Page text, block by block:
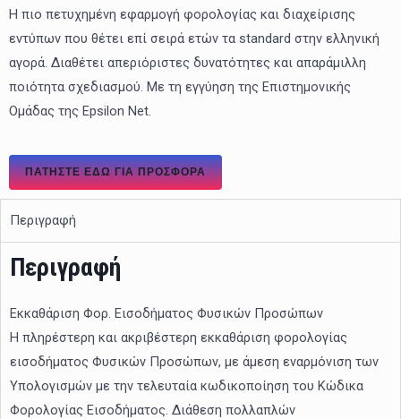
Η πιο πετυχημένη εφαρμογή φορολογίας και διαχείρισης
εντύπων που θέτει επί σειρά ετών τα standard στην ελληνική
αγορά. Διαθέτει απεριόριστες δυνατότητες και απαράμιλλη
ποιότητα σχεδιασμού. Με τη εγγύηση της Επιστημονικής
Ομάδας της Epsilon Net.
ΠΑΤΉΣΤΕ ΕΔΏ ΓΙΑ ΠΡΟΣΦΟΡΑ
Περιγραφή
Περιγραφή
Εκκαθάριση Φορ. Εισοδήματος Φυσικών Προσώπων
Η πληρέστερη και ακριβέστερη εκκαθάριση φορολογίας
εισοδήματος Φυσικών Προσώπων, με άμεση εναρμόνιση των
Υπολογισμών με την τελευταία κωδικοποίηση του Κώδικα
Φορολογίας Εισοδήματος. Διάθεση πολλαπλών